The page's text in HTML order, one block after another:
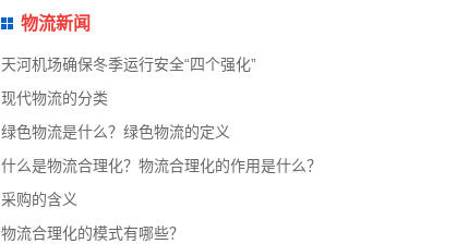
物流新闻
天河机场确保冬季运行安全“四个强化”
现代物流的分类
绿色物流是什么？绿色物流的定义
什么是物流合理化？物流合理化的作用是什么？
采购的含义
物流合理化的模式有哪些？